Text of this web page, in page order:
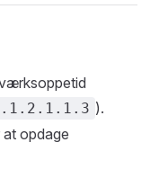
).
opdage